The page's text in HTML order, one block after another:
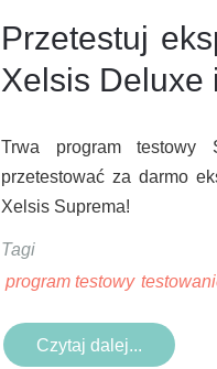
Przetestuj
Xelsis Deluxe
Trwa program testowy
przetestować za darmo
Xelsis Suprema!
Tagi
program testowy
Czytaj dalej...